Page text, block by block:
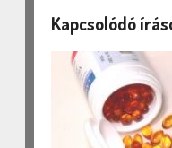
Kapcsolódó